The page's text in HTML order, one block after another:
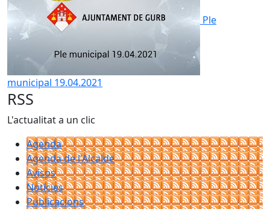
Ple
municipal 19.04.2021
RSS
L'actualitat a un clic
Agenda
Agenda de l'Alcalde
Avisos
Notícies
Publicacions